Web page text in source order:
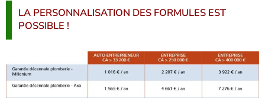
LA PERSONNALISATION DES FORMULES EST
POSSIBLE !